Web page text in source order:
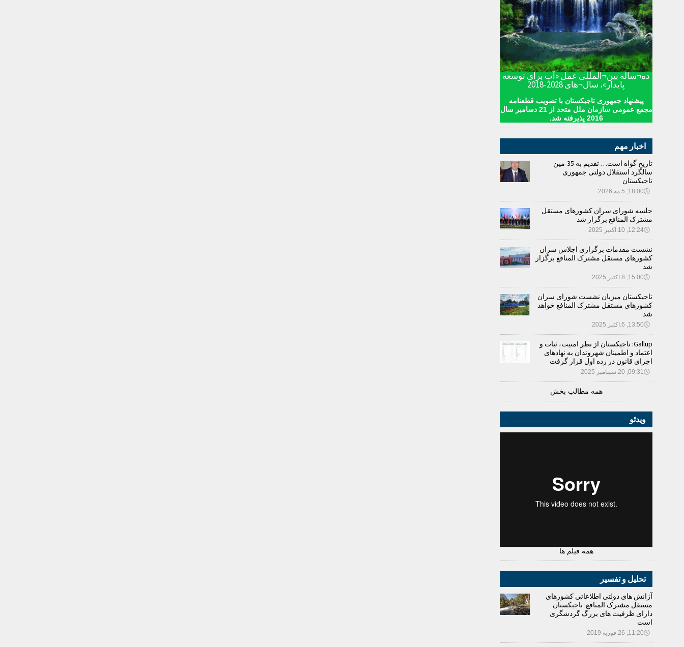
ده¬ساله بین¬المللی عمل «آب برای توسعه
پایدار»، سال¬های 2028-2018
پیشنهاد جمهوری تاجیکستان با تصویب قطعنامه
مجمع عمومی سازمان ملل متحد از 21 دسامبر سال
2016 پذیرفته شد.
اخبار مهم
تاریخ گواه است… تقدیم به 35-مین
سالگرد استقلال دولتی جمهوری
تاجیکستان
🕔18:00, 5.مه 2026
جلسه شورای سران کشورهای مستقل
مشترک المنافع برگزار شد
🕔12:24, 10.اکتبر 2025
نشست مقدمات برگزاری اجلاس سران
کشورهای مستقل مشترک المنافع برگزار
شد
🕔15:00, 8.اکتبر 2025
تاجیکستان میزبان نشست شورای سران
کشورهای مستقل مشترک المنافع خواهد
شد
🕔13:50, 6.اکتبر 2025
Gallup: تاجیکستان از نظر امنیت، ثبات و
اعتماد و اطمینان شهروندان به نهادهای
اجرای قانون در رده اول قرار گرفت
🕔09:31, 20.سپتامبر 2025
همه مطالب بخش
ویدئو
همه فیلم ها
تحلیل و تفسیر
آژانش های دولتی اطلاعاتی کشورهای
مستقل مشترک المنافع: تاجیکستان
دارای ظرفیت های بزرگ گردشگری
است
🕔11:20, 26.فوریه 2019